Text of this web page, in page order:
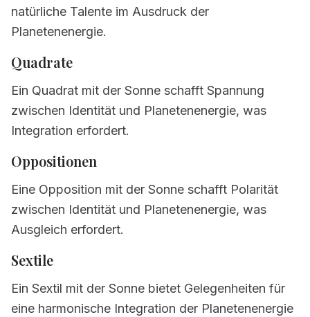
natürliche Talente im Ausdruck der
Planetenenergie.
Quadrate
Ein Quadrat mit der Sonne schafft Spannung
zwischen Identität und Planetenenergie, was
Integration erfordert.
Oppositionen
Eine Opposition mit der Sonne schafft Polarität
zwischen Identität und Planetenenergie, was
Ausgleich erfordert.
Sextile
Ein Sextil mit der Sonne bietet Gelegenheiten für
eine harmonische Integration der Planetenenergie